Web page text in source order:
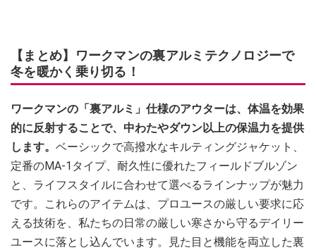
【まとめ】ワークマンの裏アルミテクノロジーで
冬を暖かく乗り切る！
ワークマンの「裏アルミ」仕様のアウターは、体温を効果
的に反射することで、中わたやダウン以上の保温力を提供
します。 ベーシックで高撥水なキルティングジャケット、
定番のMA-1タイプ、耐久性に優れたフィールドブルゾン
と、ライフスタイルに合わせて選べるラインナップが魅力
です。これらのアイテムは、プロユースの厳しい要求に応
える技術を、私たちの日常の厳しい寒さから守るデイリー
ユースに落とし込んでいます。見た目と機能を両立した裏